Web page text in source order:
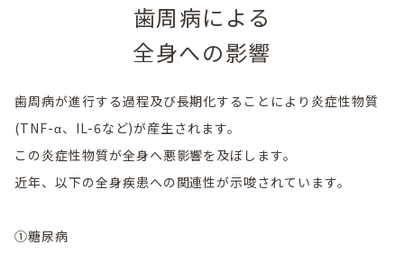
歯周病による
全身への影響
歯周病が進行する過程及び長期化することにより炎症性物質
(TNF-α、IL-6など)が産生されます。
この炎症性物質が全身へ悪影響を及ぼします。
近年、以下の全身疾患への関連性が示唆されています。
①糖尿病